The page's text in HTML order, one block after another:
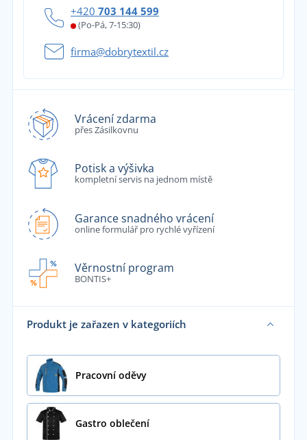
+420 703 144 599
(Po-Pá, 7-15:30)
firma@dobrytextil.cz
Vrácení zdarma
přes Zásilkovnu
Potisk a výšivka
kompletní servis na jednom místě
Garance snadného vrácení
online formulář pro rychlé vyřízení
Věrnostní program
BONTIS+
Produkt je zařazen v kategoriích
Pracovní oděvy
Gastro oblečení